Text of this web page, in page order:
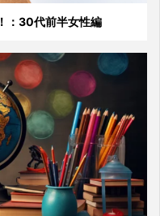
：30代前半女性編